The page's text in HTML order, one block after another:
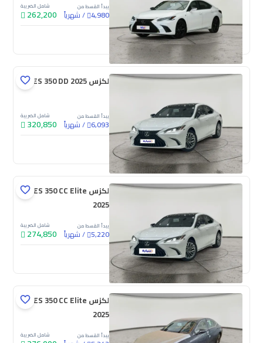
يبدأ القسط من
4,980
/شهرياً
شامل الضريبة
262,200
جديدة
لكزس ES 350 DD 2025
يبدأ القسط من
6,093
/شهرياً
شامل الضريبة
320,850
جديدة
لكزس ES 350 CC Elite
2025
يبدأ القسط من
5,220
/شهرياً
شامل الضريبة
274,850
جديدة
لكزس ES 350 CC Elite
2025
يبدأ القسط من شامل الضريبة